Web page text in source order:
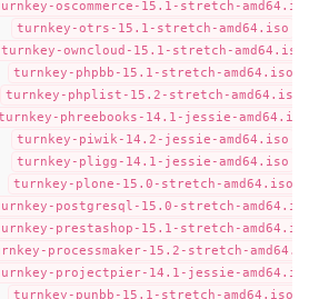
oscommerce-15.1-stretch-
turnkey-otrs-15.1-stretch-amd64.iso
turnkey-owncloud-15.1-stretch-amd64.iso
turnkey-phpbb-15.1-stretch-amd64.iso
turnkey-phplist-15.2-stretch-amd64.iso
phreebooks-14.1-jessie-amd64.iso
turnkey-piwik-14.2-jessie-amd64.iso
turnkey-pligg-14.1-jessie-amd64.iso
turnkey-plone-15.0-stretch-amd64.iso
postgresql-15.0-stretch-
prestashop-15.1-stretch-
processmaker-15.2-stretch-
projectpier-14.1-jessie-
turnkey-punbb-15.1-stretch-amd64.iso